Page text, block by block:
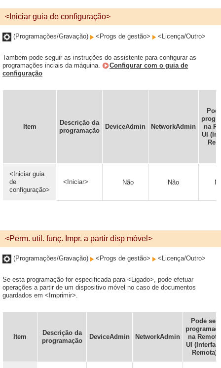
<Iniciar guia de configuração>
(Programações/Gravação) <Progs de gestão> <Licença/Outro>
Também pode seguir as instruções do assistente para configurar as
programações inciais da máquina.
Configurar com o guia de
configuração
Item
Descrição da
programação
DeviceAdmin NetworkAdmin
na
UI
<Iniciar guia
de
configuração>
<Iniciar> Não Não
<Perm. util. funç. Impr. a partir disp móvel>
(Programações/Gravação) <Progs de gestão> <Licença/Outro>
Se esta programação for especificada para <Ligado>, pode efetuar
operações a partir de um dispositivo móvel no caso de documentos
guardados em <Imprimir>.
Item
Descrição da
programação
DeviceAdmin NetworkAdmin
Pode ser
na Remote
UI
Remota)